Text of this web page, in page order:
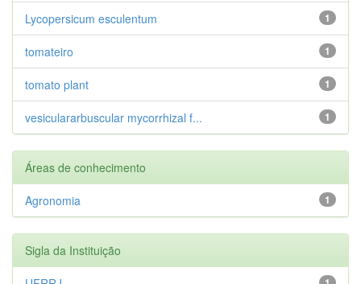
1
Lycopersicum esculentum
1
tomateiro
1
tomato plant
1
vesiculararbuscular mycorrhizal f...
Áreas de conhecimento
1
Agronomia
Sigla da Instituição